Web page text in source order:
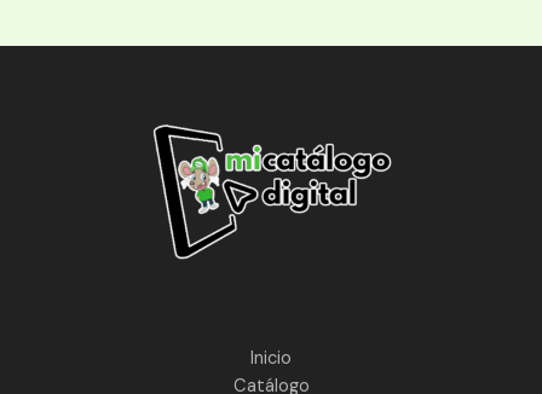
Inicio
Catálogo